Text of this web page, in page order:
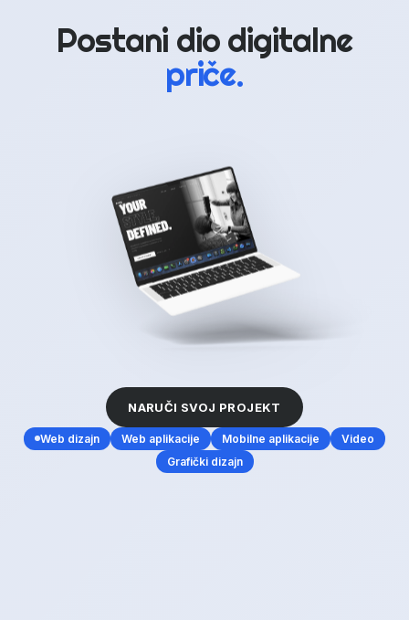
Postani dio digitalne
priče.
NARUČI SVOJ PROJEKT
Web dizajn Web aplikacije Mobilne aplikacije
Video
Grafički dizajn